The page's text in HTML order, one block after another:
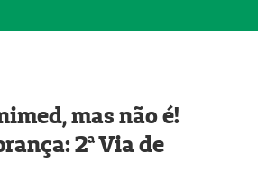
mas não é!
2ª Via de